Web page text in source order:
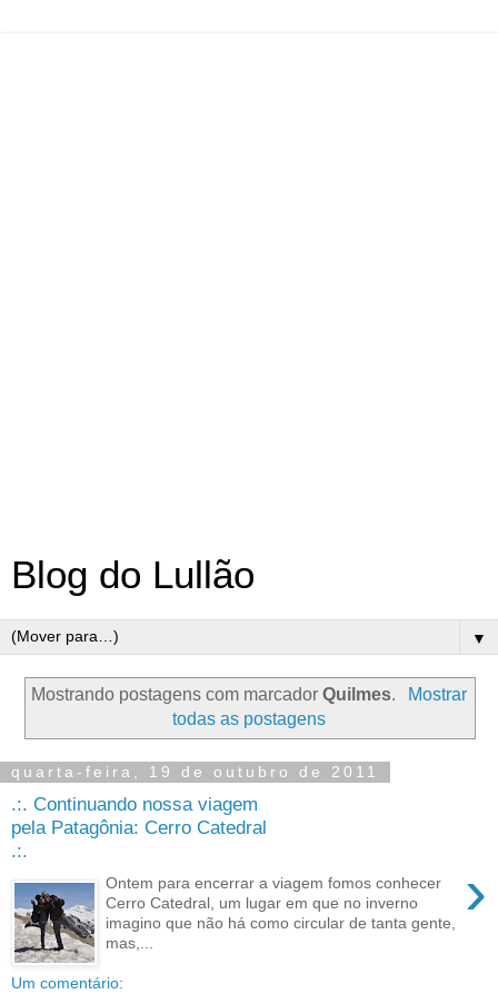
Blog do Lullão
▼
Mostrando postagens com marcadorQuilmes.
Mostrar
todas as postagens
quarta-feira, 19 de outubro de 2011
.:. Continuando nossa viagem
pela Patagônia: Cerro Catedral
.:.
›
Ontem para encerrar a viagem fomos conhecer
Cerro Catedral, um lugar em que no inverno
imagino que não há como circular de tanta gente,
mas,...
Um comentário: